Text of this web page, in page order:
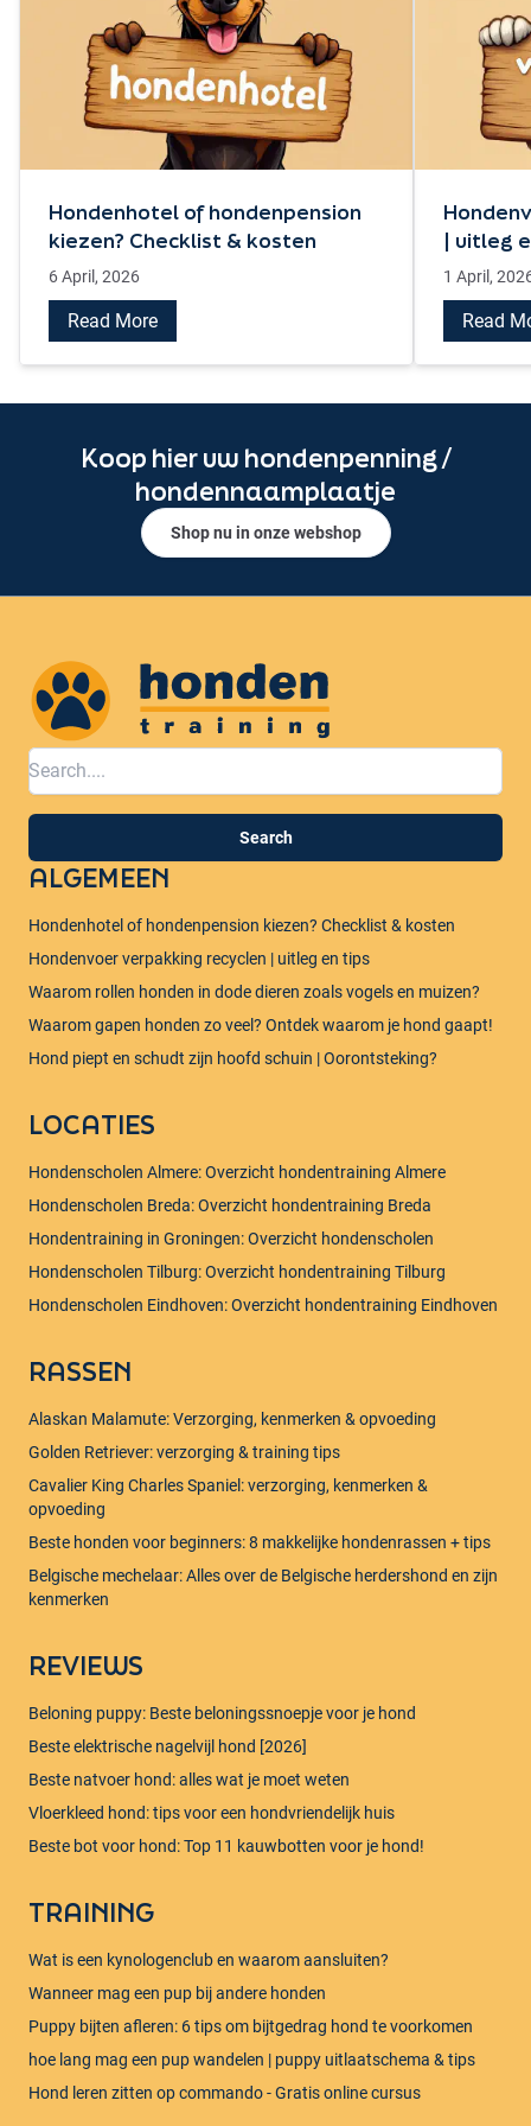
Hondenhotel of hondenpension
kiezen? Checklist & kosten
6 April, 2026
Read More
| uitleg
1 April,
Read
Koop hier uw hondenpenning /
hondennaamplaatje
Shop nu in onze webshop
Honden training
Search
ALGEMEEN
Hondenhotel of hondenpension kiezen? Checklist & kosten
Hondenvoer verpakking recyclen | uitleg en tips
Waarom rollen honden in dode dieren zoals vogels en muizen?​
Waarom gapen honden zo veel? Ontdek waarom je hond gaapt!
Hond piept en schudt zijn hoofd schuin | Oorontsteking?
LOCATIES
Hondenscholen Almere: Overzicht hondentraining Almere
Hondenscholen Breda: Overzicht hondentraining Breda
Hondentraining in Groningen: Overzicht hondenscholen
Hondenscholen Tilburg: Overzicht hondentraining Tilburg
Hondenscholen Eindhoven: Overzicht hondentraining Eindhoven
RASSEN
Alaskan Malamute: Verzorging, kenmerken & opvoeding
Golden Retriever: verzorging & training tips
Cavalier King Charles Spaniel: verzorging, kenmerken &
opvoeding
Beste honden voor beginners: 8 makkelijke hondenrassen + tips
Belgische mechelaar: Alles over de Belgische herdershond en zijn
kenmerken
REVIEWS
Beloning puppy: Beste beloningssnoepje voor je hond
Beste elektrische nagelvijl hond [2026]
Beste natvoer hond: alles wat je moet weten
Vloerkleed hond: tips voor een hondvriendelijk huis
Beste bot voor hond: Top 11 kauwbotten voor je hond!
TRAINING
Wat is een kynologenclub en waarom aansluiten?
Wanneer mag een pup bij andere honden
Puppy bijten afleren: 6 tips om bijtgedrag hond te voorkomen
hoe lang mag een pup wandelen | puppy uitlaatschema & tips
Hond leren zitten op commando - Gratis online cursus